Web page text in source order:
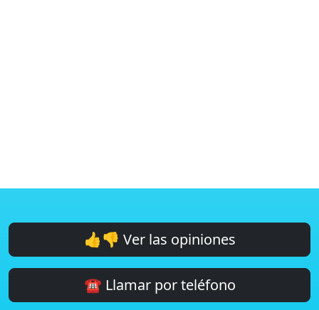
👍👎 Ver las opiniones
☎️ Llamar por teléfono